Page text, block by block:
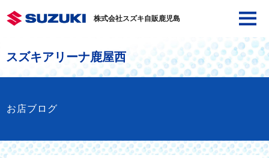
株式会社スズキ自販鹿児島
スズキアリーナ鹿屋西
お店ブログ